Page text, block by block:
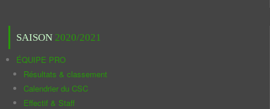
SAISON 2020/2021
ÉQUIPE PRO
Résultats & classement
Calendrier du CSC
Effectif & Staff